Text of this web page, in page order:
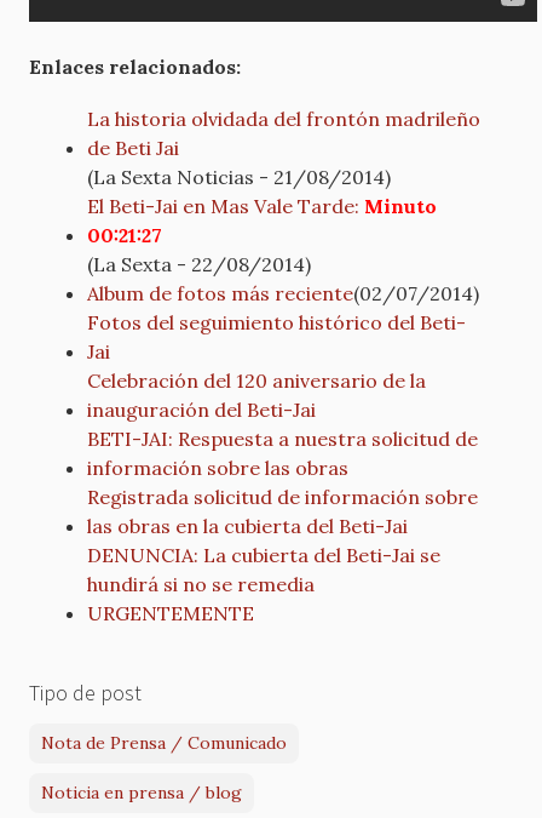
Enlaces relacionados:
La historia olvidada del frontón madrileño
de Beti Jai
(La Sexta Noticias - 21/08/2014)
El Beti-Jai en Mas Vale Tarde: Minuto
00:21:27
(La Sexta - 22/08/2014)
Album de fotos más reciente(02/07/2014)
Fotos del seguimiento histórico del Beti-
Jai
Celebración del 120 aniversario de la
inauguración del Beti-Jai
BETI-JAI: Respuesta a nuestra solicitud de
información sobre las obras
Registrada solicitud de información sobre
las obras en la cubierta del Beti-Jai
DENUNCIA: La cubierta del Beti-Jai se
hundirá si no se remedia
URGENTEMENTE
Tipo de post
Nota de Prensa / Comunicado
Noticia en prensa / blog